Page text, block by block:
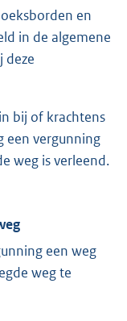
en
in de algemene
deze
bij of krachtens
een vergunning
weg is verleend.
een weg
weg te